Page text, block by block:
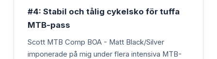
#4: Stabil och tålig cykelsko för tuffa
MTB-pass
Scott MTB Comp BOA - Matt Black/Silver
imponerade på mig under flera intensiva MTB-